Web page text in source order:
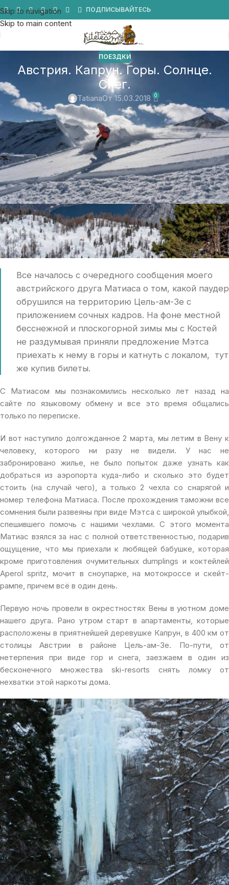
Skip to navigation
Skip to main content
ПОДПИСЫВАЙТЕСЬ
ПОЕЗДКИ
Австрия. Капрун. Горы. Солнце.
Снег.
TatianaОт 15.03.2018 0
Все началось с очередного сообщения моего
австрийского друга Матиаса о том, какой паудер
обрушился на территорию Цель-ам-Зе с
приложением сочных кадров. На фоне местной
бесснежной и плоскогорной зимы мы с Костей
не раздумывая приняли предложение Мэтса
приехать к нему в горы и катнуть с локалом, тут
же купив билеты.
С Матиасом мы познакомились несколько лет назад на
сайте по языковому обмену и все это время общались
только по переписке.
И вот наступило долгожданное 2 марта, мы летим в Вену к
человеку, которого ни разу не видели. У нас не
забронировано жилье, не было попыток даже узнать как
добраться из аэропорта куда-либо и сколько это будет
стоить (на случай чего), а только 2 чехла со снарягой и
номер телефона Матиаса. После прохождения таможни все
сомнения были развеяны при виде Мэтса с широкой улыбкой,
спешившего помочь с нашими чехлами. С этого момента
Матиас взялся за нас с полной ответственностью, подарив
ощущение, что мы приехали к любящей бабушке, которая
кроме приготовления очумительных dumplings и коктейлей
Aperol spritz, мочит в сноупарке, на мотокроссе и скейт-
рампе, причем всё в один день.
Первую ночь провели в окрестностях Вены в уютном доме
нашего друга. Рано утром старт в апартаменты, которые
расположены в приятнейшей деревушке Капрун, в 400 км от
столицы Австрии в районе Цель-ам-Зе. По-пути, от
нетерпения при виде гор и снега, заезжаем в один из
бесконечного множества ski-resorts снять ломку от
нехватки этой наркоты дома.